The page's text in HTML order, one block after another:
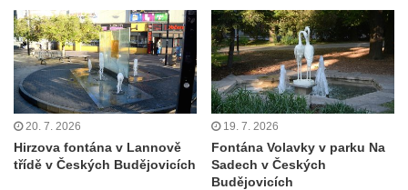
náměstí v Olomouci
Herkulova kašna na Horním náměstí v
Olomouci
Jupiterova kašna na Dolním náměstí v
Olomouci
Kašna na Masarykově náměstí ve Vyškově
Zpívající fontána na Masarykově náměstí v
20. 7. 2026
Hirzova fontána v Lannově
třídě v Českých Budějovicích
19. 7. 2026
Fontána Volavky v parku Na
Sadech v Českých
Budějovicích